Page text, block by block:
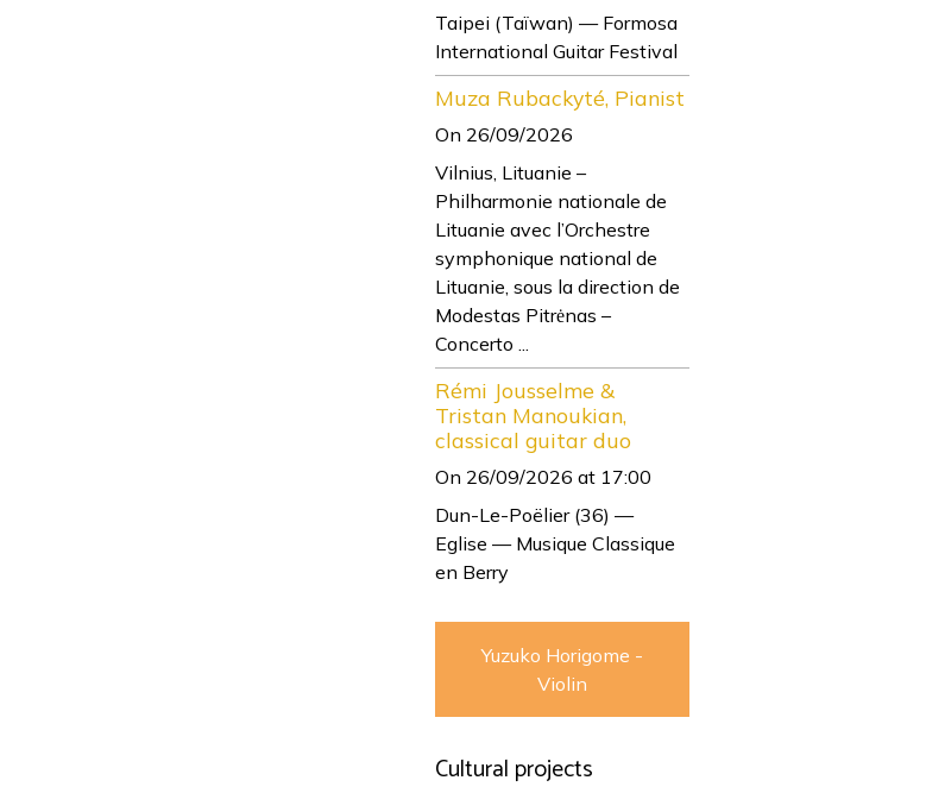
Taipei (Taïwan) — Formosa
International Guitar Festival
Muza Rubackyté, Pianist
On 26/09/2026
Vilnius, Lituanie –
Philharmonie nationale de
Lituanie avec l’Orchestre
symphonique national de
Lituanie, sous la direction de
Modestas Pitrėnas –
Concerto ...
Rémi Jousselme &
Tristan Manoukian,
classical guitar duo
On 26/09/2026 at 17:00
Dun-Le-Poëlier (36) —
Eglise — Musique Classique
en Berry
Yuzuko Horigome -
Violin
Cultural projects